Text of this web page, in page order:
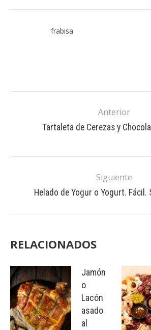
frabisa
Anterior
Tartaleta de Cerezas y
Siguiente
Helado de Yogur o Yogurt. Fácil.
RELACIONADOS
Jamón
o
Lacón
asado
al